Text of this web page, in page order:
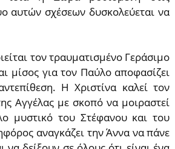
αυτών σχέσεων δυσκολεύεται να
τον τραυματισμένο Γεράσιμο
μίσος για τον Παύλο αποφασίζει
Η Χριστίνα καλεί τον
Αγγέλας με σκοπό να μοιραστεί
μυστικό του Στέφανου και του
αναγκάζει την Άννα να πάνε